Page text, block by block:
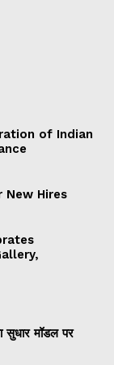
of Indian
New Hires
सुधार मॉडल पर